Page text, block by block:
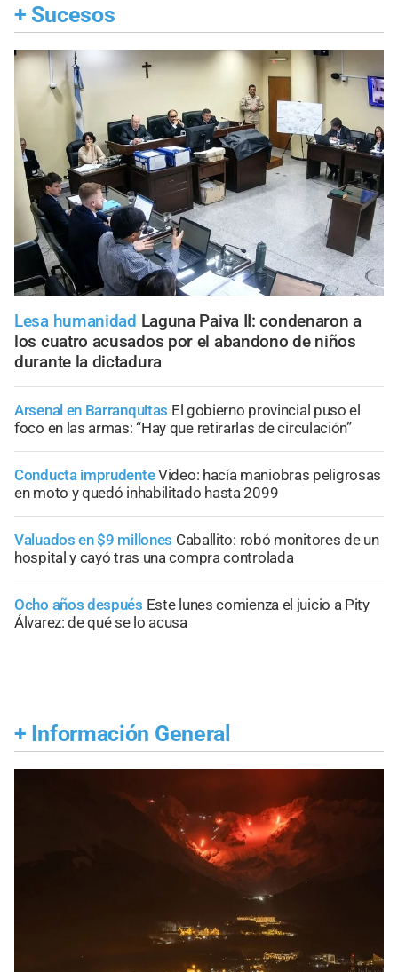
+ Sucesos
Lesa humanidad Laguna Paiva II: condenaron a
los cuatro acusados por el abandono de niños
durante la dictadura
Arsenal en Barranquitas El gobierno provincial puso el
foco en las armas: “Hay que retirarlas de circulación”
Conducta imprudenteVideo: hacía maniobras peligrosas
en moto y quedó inhabilitado hasta 2099
Valuados en $9 millones Caballito: robó monitores de un
hospital y cayó tras una compra controlada
Ocho años después Este lunes comienza el juicio a Pity
Álvarez: de qué se lo acusa
+ Información General